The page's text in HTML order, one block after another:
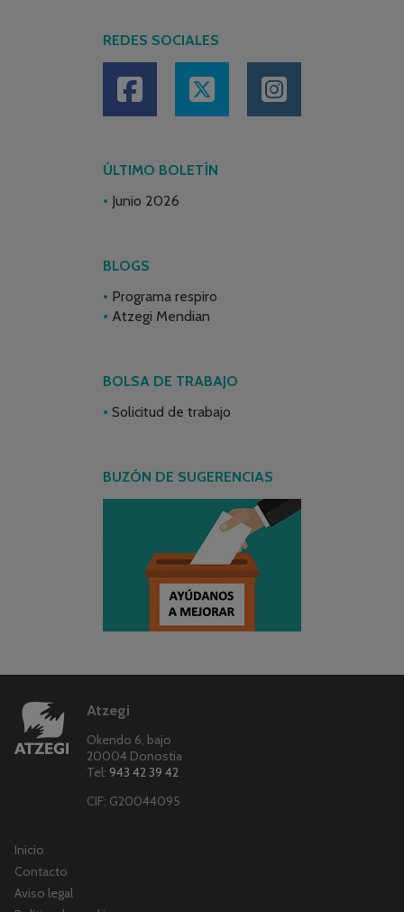
REDES SOCIALES
ÚLTIMO BOLETÍN
Junio 2026
BLOGS
Programa respiro
Atzegi Mendian
BOLSA DE TRABAJO
Solicitud de trabajo
BUZÓN DE SUGERENCIAS
Atzegi
Okendo 6, bajo
20004 Donostia
Tel: 943 42 39 42
CIF: G20044095
Inicio
Contacto
Aviso legal